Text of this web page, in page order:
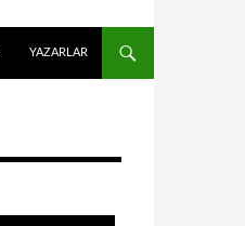
YAZARLAR